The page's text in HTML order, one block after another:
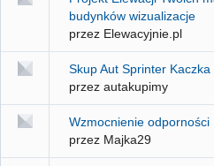
budynków wizualizacje
przez Elewacyjnie.pl
Skup Aut Sprinter
przez autakupimy
Wzmocnienie odporności
przez Majka29